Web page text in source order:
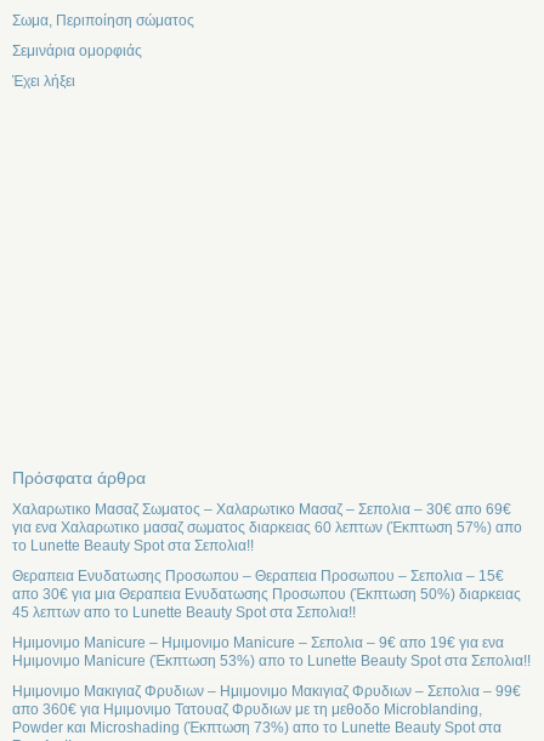
Σωμα, Περιποίηση σώματος
Σεμινάρια ομορφιάς
Έχει λήξει
Πρόσφατα άρθρα
Χαλαρωτικο Μασαζ Σωματος – Χαλαρωτικο Μασαζ – Σεπολια – 30€ απο 69€
για ενα Χαλαρωτικο μασαζ σωματος διαρκειας 60 λεπτων (Έκπτωση 57%) απο
το Lunette Beauty Spot στα Σεπολια!!
Θεραπεια Ενυδατωσης Προσωπου – Θεραπεια Προσωπου – Σεπολια – 15€
απο 30€ για μια Θεραπεια Ενυδατωσης Προσωπου (Έκπτωση 50%) διαρκειας
45 λεπτων απο το Lunette Beauty Spot στα Σεπολια!!
Ημιμονιμο Manicure – Ημιμονιμο Manicure – Σεπολια – 9€ απο 19€ για ενα
Ημιμονιμο Manicure (Έκπτωση 53%) απο το Lunette Beauty Spot στα Σεπολια!!
Ημιμονιμο Μακιγιαζ Φρυδιων – Ημιμονιμο Μακιγιαζ Φρυδιων – Σεπολια – 99€
απο 360€ για Ημιμονιμο Τατουαζ Φρυδιων με τη μεθοδο Microblanding,
Powder και Microshading (Έκπτωση 73%) απο το Lunette Beauty Spot στα